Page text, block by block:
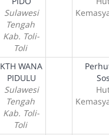
Sulawesi
Tengah
Kab. Toli-
Toli
KTH WANA
PIDULU
Sulawesi
Tengah
Kab. Toli-
Toli